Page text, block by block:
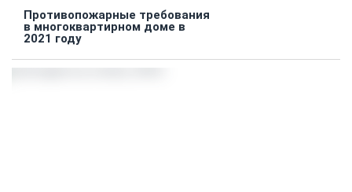
Противопожарные требования
в многоквартирном доме в
2021 году